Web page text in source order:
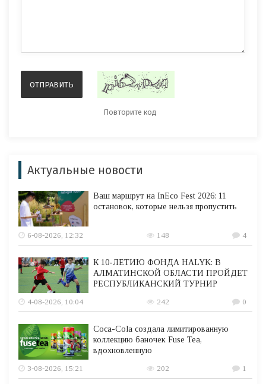
Актуальные новости
Ваш маршрут на InEco Fest 2026: 11
остановок, которые нельзя пропустить
6-08-2026, 12:32 148 4
К 10-ЛЕТИЮ ФОНДА HALYK: В
АЛМАТИНСКОЙ ОБЛАСТИ ПРОЙДЕТ
РЕСПУБЛИКАНСКИЙ ТУРНИР
4-08-2026, 10:04
242 0
Coca-Cola создала лимитированную
коллекцию баночек Fuse Tea,
вдохновленную
3-08-2026, 15:21
202 1